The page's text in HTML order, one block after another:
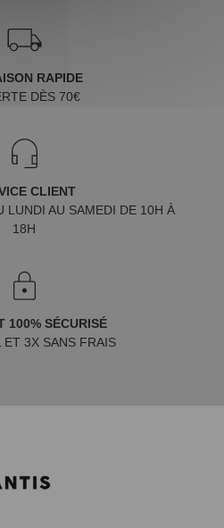
RAPIDE
DÈS 70€
CLIENT
LUNDI AU SAMEDI DE 10H À
18H
100% SÉCURISÉ
ET 3X SANS FRAIS